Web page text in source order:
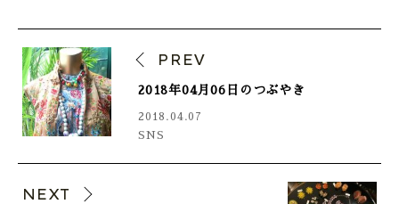
PREV
2018年04月06日のつぶやき
2018.04.07
SNS
NEXT